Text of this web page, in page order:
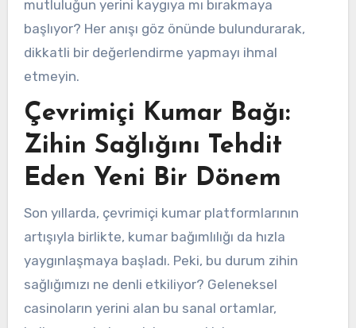
mutluluğun yerini kaygıya mı bırakmaya
başlıyor? Her anışı göz önünde bulundurarak,
dikkatli bir değerlendirme yapmayı ihmal
etmeyin.
Çevrimiçi Kumar Bağı:
Zihin Sağlığını Tehdit
Eden Yeni Bir Dönem
Son yıllarda, çevrimiçi kumar platformlarının
artışıyla birlikte, kumar bağımlılığı da hızla
yaygınlaşmaya başladı. Peki, bu durum zihin
sağlığımızı ne denli etkiliyor? Geleneksel
casinoların yerini alan bu sanal ortamlar,